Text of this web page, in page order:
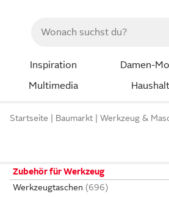
Inspiration Damen-
Multimedia
Haushalt
Startseite Baumarkt Werkzeug &
Zubehör für Werkzeug
Werkzeugtaschen